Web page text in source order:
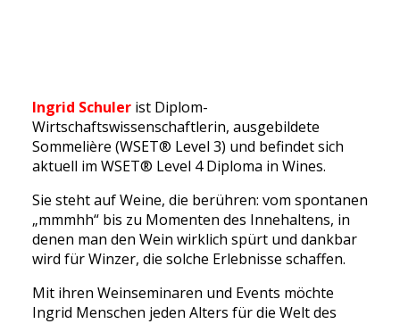
Ingrid Schuler ist Diplom-
Wirtschaftswissenschaftlerin, ausgebildete
Sommelière (WSET® Level 3) und befindet sich
aktuell im WSET® Level 4 Diploma in Wines.
Sie steht auf Weine, die berühren: vom spontanen
„mmmhh“ bis zu Momenten des Innehaltens, in
denen man den Wein wirklich spürt und dankbar
wird für Winzer, die solche Erlebnisse schaffen.
Mit ihren Weinseminaren und Events möchte
Ingrid Menschen jeden Alters für die Welt des